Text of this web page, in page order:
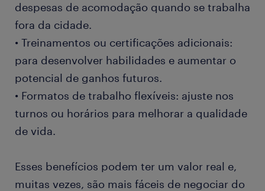
despesas de acomodação quando se trabalha
fora da cidade.
• Treinamentos ou certificações adicionais:
para desenvolver habilidades e aumentar o
potencial de ganhos futuros.
• Formatos de trabalho flexíveis: ajuste nos
turnos ou horários para melhorar a qualidade
de vida.
Esses benefícios podem ter um valor real e,
muitas vezes, são mais fáceis de negociar do